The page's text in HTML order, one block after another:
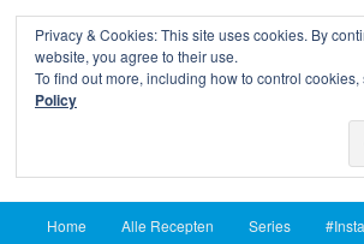
Lekker Hapje
Skip
Skip
Home Alle Recepten Series
Privacy & Cookies: This site uses cookies. By
website, you agree to their use.
To find out more, including how to control cookies,
Policy